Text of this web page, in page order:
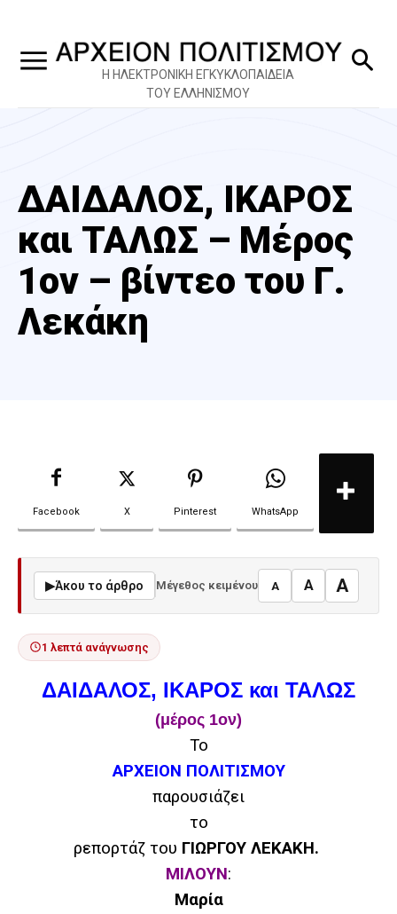
Η ΗΛΕΚΤΡΟΝΙΚΗ ΕΓΚΥΚΛΟΠΑΙΔΕΙΑ
ΤΟΥ ΕΛΛΗΝΙΣΜΟΥ
ΔΑΙΔΑΛΟΣ, ΙΚΑΡΟΣ
και ΤΑΛΩΣ – Μέρος
1ον – βίντεο του Γ.
Λεκάκη
Facebook X Pinterest WhatsApp
▶Άκου το άρθρο Μέγεθος κειμένου A A A
1 λεπτά ανάγνωσης
ΔΑΙΔΑΛΟΣ, ΙΚΑΡΟΣ και ΤΑΛΩΣ
(μέρος 1ον)
Το
ΑΡΧΕΙΟΝ ΠΟΛΙΤΙΣΜΟΥ
παρουσιάζει
το
ρεπορτάζ του ΓΙΩΡΓΟΥ ΛΕΚΑΚΗ.
ΜΙΛΟΥΝ:
Μαρία